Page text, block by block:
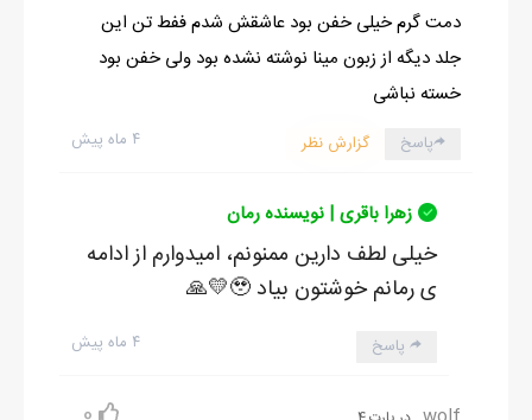
دمت گرم خیلی خفن بود عاشقش شدم ففط تن این
جلد دیگه از زبون مینا نوشته نشده بود ولی خفن بود
خسته نباشی
۴ ماه پیش پاسخ گزارش نظر
زهرا باقری | نویسنده رمان
خیلی لطف دارین ممنونم، امیدوارم از ادامه
ی رمانم خوشتون بیاد 🥹💛🙏
۴ ماه پیش پاسخ